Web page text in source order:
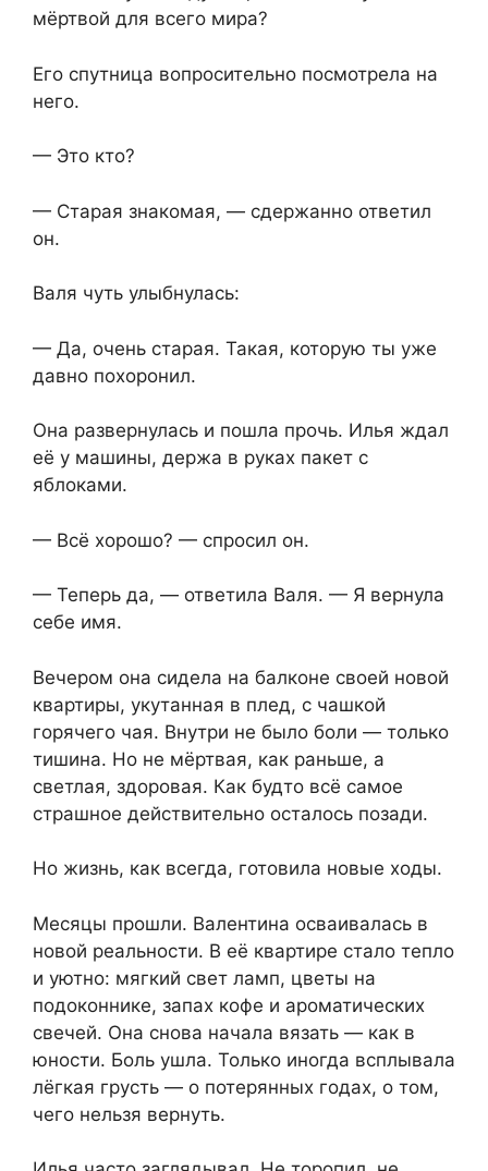
мёртвой для всего мира?
Его спутница вопросительно посмотрела на
него.
— Это кто?
— Старая знакомая, — сдержанно ответил
он.
Валя чуть улыбнулась:
— Да, очень старая. Такая, которую ты уже
давно похоронил.
Она развернулась и пошла прочь. Илья ждал
её у машины, держа в руках пакет с
яблоками.
— Всё хорошо? — спросил он.
— Теперь да, — ответила Валя. — Я вернула
себе имя.
Вечером она сидела на балконе своей новой
квартиры, укутанная в плед, с чашкой
горячего чая. Внутри не было боли — только
тишина. Но не мёртвая, как раньше, а
светлая, здоровая. Как будто всё самое
страшное действительно осталось позади.
Но жизнь, как всегда, готовила новые ходы.
Месяцы прошли. Валентина осваивалась в
новой реальности. В её квартире стало тепло
и уютно: мягкий свет ламп, цветы на
подоконнике, запах кофе и ароматических
свечей. Она снова начала вязать — как в
юности. Боль ушла. Только иногда всплывала
лёгкая грусть — о потерянных годах, о том,
чего нельзя вернуть.